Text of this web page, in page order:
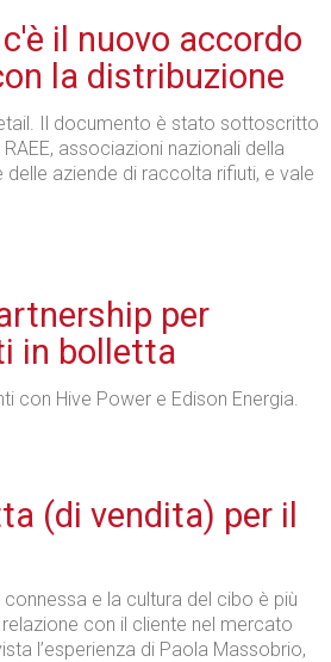
il nuovo accordo
la distribuzione
Il documento è stato sottoscritto
associazioni nazionali della
aziende di raccolta rifiuti, e vale
per
in bolletta
con Hive Power e Edison Energia.
(di vendita) per il
e la cultura del cibo è più
con il cliente nel mercato
l’esperienza di Paola Massobrio,